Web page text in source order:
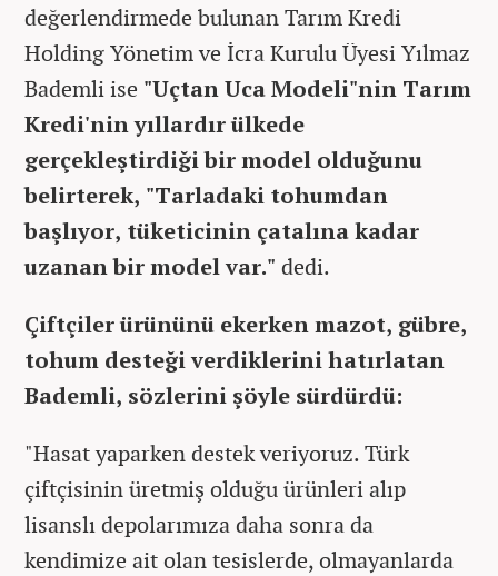
değerlendirmede bulunan Tarım Kredi
Holding Yönetim ve İcra Kurulu Üyesi Yılmaz
Bademli ise "Uçtan Uca Modeli"nin Tarım
Kredi'nin yıllardır ülkede
gerçekleştirdiği bir model olduğunu
belirterek, "Tarladaki tohumdan
başlıyor, tüketicinin çatalına kadar
uzanan bir model var." dedi.
Çiftçiler ürününü ekerken mazot, gübre,
tohum desteği verdiklerini hatırlatan
Bademli, sözlerini şöyle sürdürdü:
"Hasat yaparken destek veriyoruz. Türk
çiftçisinin üretmiş olduğu ürünleri alıp
lisanslı depolarımıza daha sonra da
kendimize ait olan tesislerde, olmayanlarda